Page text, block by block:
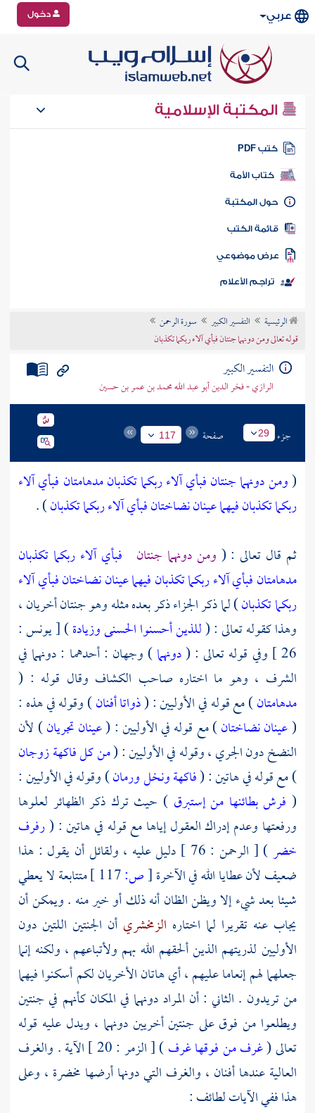
عربي دخول
المكتبة الإسلامية
كتب PDF
كتاب الأمة
المكتبة
الكتب
موضوعي
تراجم الأعلام
الرئيسية التفسير الكبير
سورة الرحمن
قوله تعالى ومن دونهما جنتان فبأي آلاء ربكما تكذبان
التفسير الكبير
الرازي - فخر الدين أبو عبد الله محمد بن عمر بن حسين
جزء 29 صفحة 117
(ومن دونهما جنتانفبأي آلاء ربكما تكذبانمدهامتان فبأي آلاء
ربكما تكذبانفيهما عينان نضاختانفبأي آلاء ربكما تكذبان) .
ثم قال تعالى : ( ومن دونهما جنتان فبأي آلاء ربكما تكذبان
مدهامتانفبأي آلاء ربكما تكذبانفيهما عينان نضاختانفبأي آلاء
ربكما تكذبان) لما ذكر الجزاء ذكر بعده مثله وهو جنتان أخريان ،
وهذا كقوله تعالى : (للذين أحسنوا الحسنى وزيادة) [ يونس :
26 ] وفي قوله تعالى : (
دونهما) وجهان : أحدهما : دونهما في
الشرف ، وهو ما اختاره صاحب الكشاف وقال قوله : (
مدهامتان) مع قوله في الأوليين : (ذواتا أفنان) وقوله في هذه :
(عينان نضاختان) مع قوله في الأوليين : (عينان تجريان) لأن
النضخ دون الجري ، وقوله في الأوليين : (من كل فاكهة زوجان
) مع قوله في هاتين : (فاكهة ونخل ورمان) وقوله في الأوليين :
( فرش بطائنها من إستبرق ) حيث ترك ذكر الظهائر لعلوها
ورفعتها وعدم إدراك العقول إياها مع قوله في هاتين : (رفرف
خضر
) [ الرحمن : 76 ] دليل عليه ، ولقائل أن يقول : هذا
ضعيف لأن عطايا الله في الآخرة[ص:
متتابعة لا يعطي
شيئا بعد شيء إلا ويظن الظان أنه ذلك أو خير منه . ويمكن أن
يجاب عنه تقريرا لما اختاره الزمخشري أن الجنتين اللتين دون
الأوليين لذريتهم الذين ألحقهم الله بهم ولأتباعهم ، ولكنه إنما
جعلهما لهم إنعاما عليهم ، أي هاتان الأخريان لكم أسكنوا فيهما
من تريدون . الثاني : أن المراد دونهما في المكان كأنهم في جنتين
ويطلعوا من فوق على جنتين أخريين دونهما ، ويدل عليه قوله
تعالى (غرف من فوقها غرف
) [ الزمر : 20 ] الآية . والغرف
العالية عندها أفنان ، والغرف التي دونها أرضها مخضرة ، وعلى
هذا ففي الآيات لطائف :